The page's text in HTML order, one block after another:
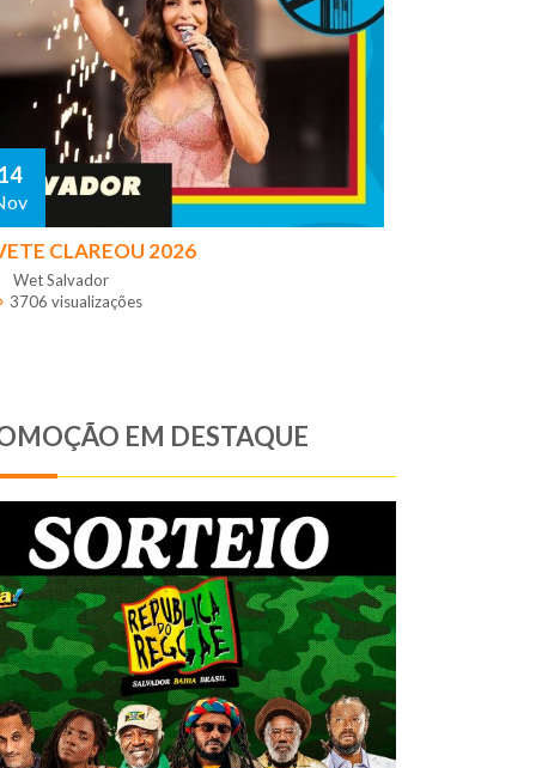
CLAREOU 2026
Wet Salvador
3706 visualizações
EM DESTAQUE